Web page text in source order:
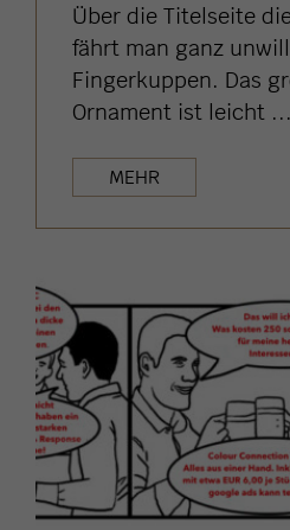
Über die Titelseite
fährt man ganz
Fingerkuppen. Das
Ornament ist leicht ...
MEHR